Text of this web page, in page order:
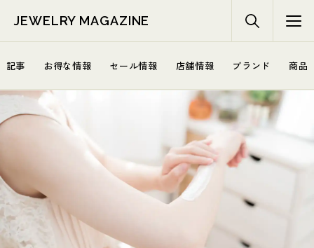
JEWELRY MAGAZINE
記事 お得な情報 セール情報 店舗情報 ブランド 商品